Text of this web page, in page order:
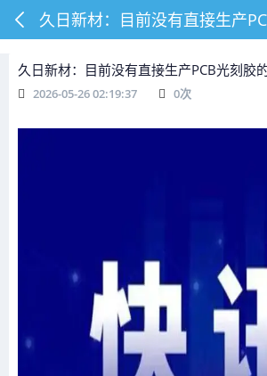
久日新材：目前没有直接生产PCB光刻胶
2026-05-26 02:19:37 0次